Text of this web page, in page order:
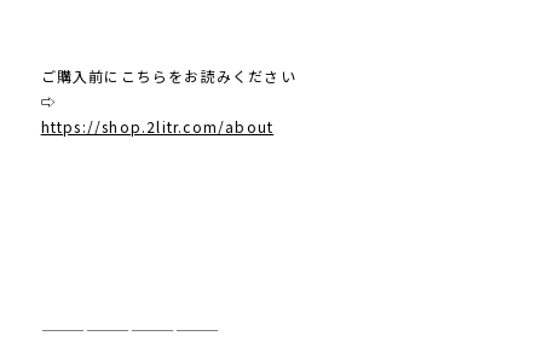
ご購入前にこちらをお読みください
⇨
https://shop.2litr.com/about
————————————